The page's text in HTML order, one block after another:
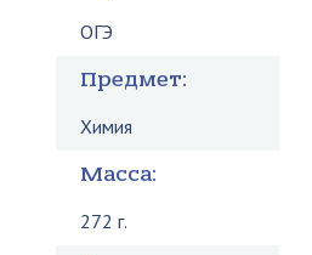
ОГЭ
Предмет:
Химия
Масса:
272 г.